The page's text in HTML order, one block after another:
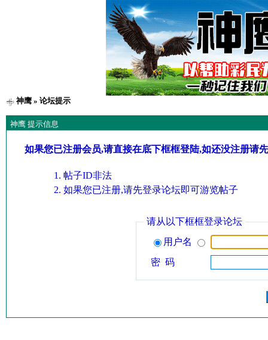
神鹰» 论坛提示
神鹰 提示信息
如果您已注册会员,请直接在底下框框登陆,如还没注册请
帖子ID非法
如果您已注册,请先登录论坛即可游览帖子
请从以下框框登录论坛
用户名
密 码